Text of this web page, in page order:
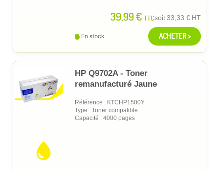
39,99 € TTCsoit33,33 € HT
En stock ACHETER >
HP Q9702A - Toner
remanufacturé Jaune
Référence : KTCHP1500Y
Type : Toner compatible
Capacité : 4000 pages